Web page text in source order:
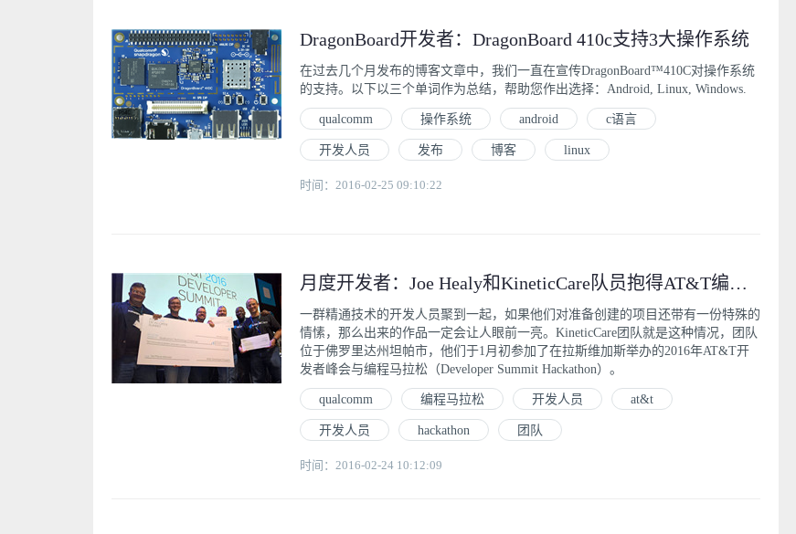
DragonBoard开发者：DragonBoard 410c支持3大操作系统
在过去几个月发布的博客文章中，我们一直在宣传DragonBoard™410C对操作系统
的支持。以下以三个单词作为总结，帮助您作出选择：Android, Linux, Windows.
qualcomm 操作系统 android c语言
开发人员 发布 博客 linux
时间：2016-02-25 09:10:22
月度开发者：Joe Healy和KineticCare队员抱得AT&T编程马拉松大奖
一群精通技术的开发人员聚到一起，如果他们对准备创建的项目还带有一份特殊的
情愫，那么出来的作品一定会让人眼前一亮。KineticCare团队就是这种情况，团队
位于佛罗里达州坦帕市，他们于1月初参加了在拉斯维加斯举办的2016年AT&T开
发者峰会与编程马拉松（Developer Summit Hackathon）。
qualcomm 编程马拉松 开发人员 at&t
开发人员 hackathon 团队
时间：2016-02-24 10:12:09